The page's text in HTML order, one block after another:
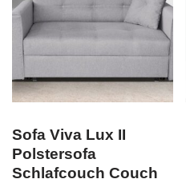
Sofa Viva Lux II
Polstersofa
Schlafcouch Couch